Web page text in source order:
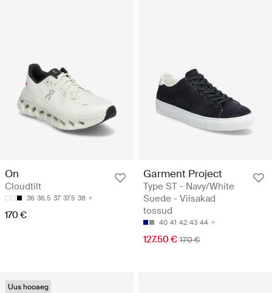
On
Cloudtilt
36 36.5 37 37.5 38
170 €
Garment Project
Type ST - Navy/White
Suede - Viisakad
tossud
40 41 42 43 44
127.50 € 170 €
Uus hooaeg